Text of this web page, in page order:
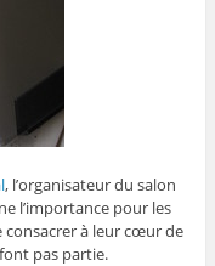
, l’organisateur du salon
l’importance pour les
consacrer à leur cœur de
pas partie.